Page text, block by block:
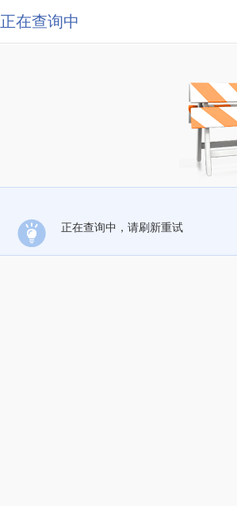
正在查询中
正在查询中，请刷新重试